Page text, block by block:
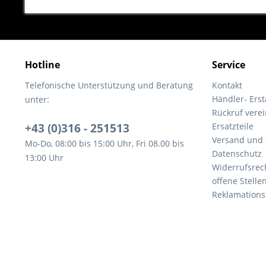
Hotline
Telefonische Unterstützung und Beratung
unter:
+43 (0)316 - 251513
Mo-Do, 08:00 bis 15:00 Uhr, Fri 08.00 bis
13:00 Uhr
Service
Kontakt
Händler-
Rückruf
Ersatzteile
Versand
Datenschutz
offene